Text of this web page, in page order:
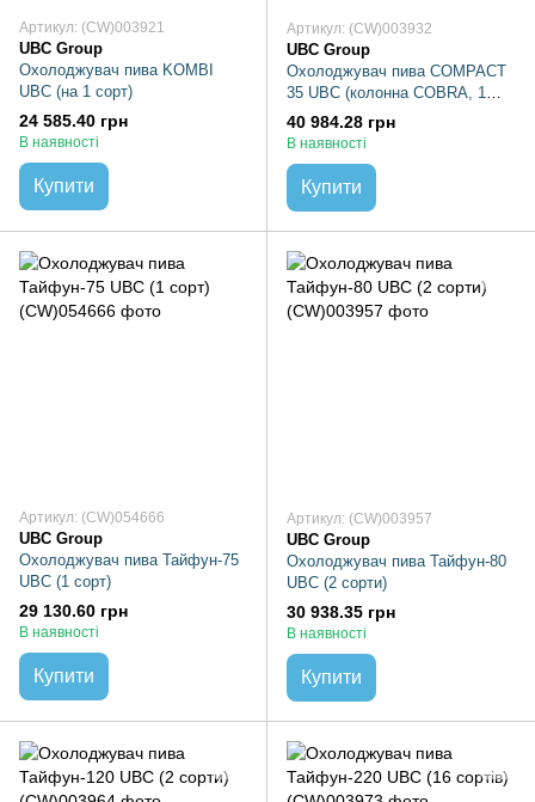
Артикул: (CW)003921
UBC Group
Охолоджувач пива KOMBI
UBC (на 1 сорт)
24 585.40 грн
В наявності
Купити
Артикул: (CW)003932
UBC Group
Охолоджувач пива COMPACT
35 UBC (колонна COBRA, 1
сорт)
40 984.28 грн
В наявності
Купити
Артикул: (CW)054666
UBC Group
Охолоджувач пива Тайфун-75
UBC (1 сорт)
29 130.60 грн
В наявності
Купити
Артикул: (CW)003957
UBC Group
Охолоджувач пива Тайфун-80
UBC (2 сорти)
30 938.35 грн
В наявності
Купити